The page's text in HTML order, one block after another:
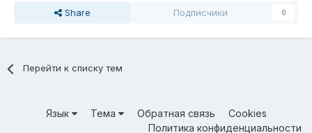
Share Подписчики 0
Перейти к списку тем
Язык Тема Обратная связь
Cookies
Политика конфиденциальности